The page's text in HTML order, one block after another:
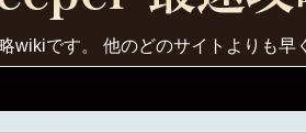
wikiです。 他のどのサイトよりも早